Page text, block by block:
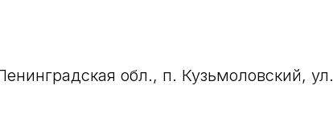
обл., п. Кузьмоловский, ул.